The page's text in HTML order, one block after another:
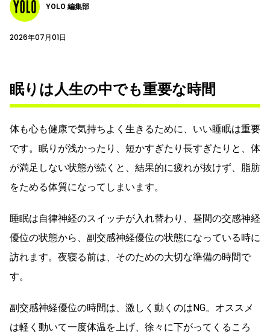
YOLO 編集部
2026年07月01日
眠りは人生の中でも重要な時間
体も心も健康で気持ちよく生きるために、いい睡眠は重要
です。眠りが浅かったり、短かすぎたり長すぎたりと、体
が満足しない状態が続くと、結果的に疲れが抜けず、脂肪
をためる体質になってしまいます。
睡眠は自律神経のスイッチが入れ替わり、昼間の交感神経
優位の状態から、副交感神経優位の状態になっている時に
訪れます。夜寝る前は、そのための大切な準備の時間で
す。
副交感神経優位の時間は、激しく動くのはNG。オススメ
は軽く動いて一度体温を上げ、徐々に下がってくるころ